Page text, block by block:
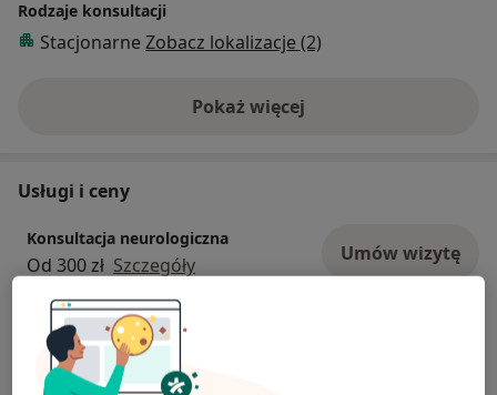
Rodzaje konsultacji
Stacjonarne Zobacz lokalizacje (2)
Pokaż więcejo doświadczeniu
Usługi i ceny
Konsultacja neurologiczna
Od 300 zł Szczegóły Umów wizytę
W jaki sposób ustalane są ceny?